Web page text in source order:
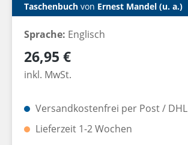
Taschenbuch von Ernest Mandel (u. a.)
Sprache: Englisch
Regulärer Preis:
26,95 €
inkl. MwSt.
Versandkostenfrei per Post / DHL
Lieferzeit 1-2 Wochen